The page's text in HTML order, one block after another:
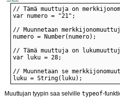
luku = String(luku);
Muuttujan tyypin saa selville typeof-